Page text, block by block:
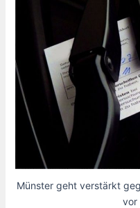
Münster geht verstärkt
vor